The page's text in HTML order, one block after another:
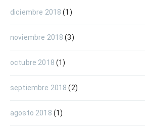
diciembre 2018 (1)
noviembre 2018 (3)
octubre 2018 (1)
septiembre 2018 (2)
agosto 2018 (1)